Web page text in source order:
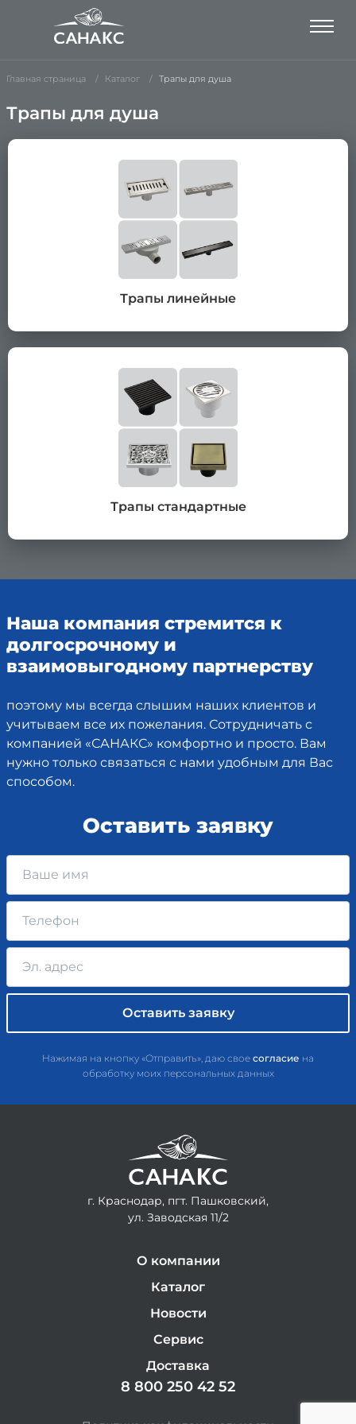
Главная страница Каталог Трапы для душа
Трапы для душа
Трапы линейные
Трапы стандартные
Наша компания стремится к
долгосрочному и
взаимовыгодному партнерству
поэтому мы всегда слышим наших клиентов и
учитываем все их пожелания. Сотрудничать с
компанией «САНАКС» комфортно и просто. Вам
нужно только связаться с нами удобным для Вас
способом.
Оставить заявку
Нажимая на кнопку «Отправить», даю свое согласие на
обработку моих персональных данных
г. Краснодар, пгт. Пашковский,
ул. Заводская 11/2
О компании
Каталог
Новости
Сервис
Доставка
8 800 250 42 52